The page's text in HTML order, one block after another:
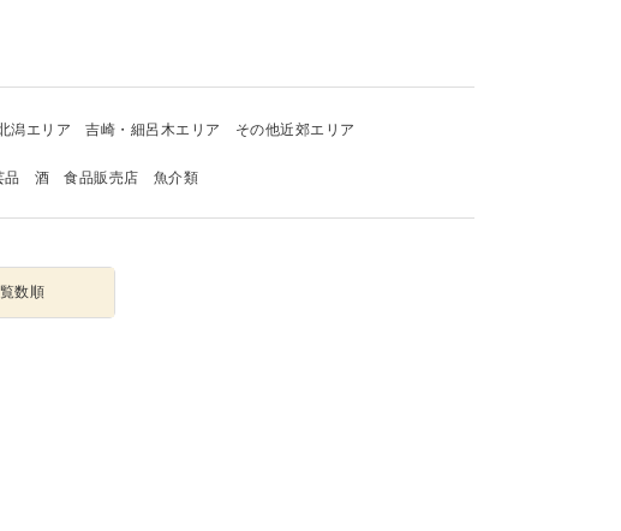
潟エリア 吉崎・細呂木エリア その他近郊エリア
品 酒 食品販売店 魚介類
数順